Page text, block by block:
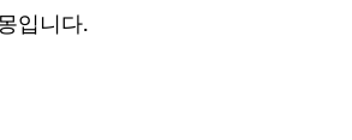
입니다.